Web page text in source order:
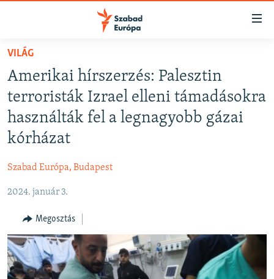
Akadálymentes
Ugrás
fő
oldalra
Ugrás
tartalomjegyzékre
keresésre
NAPIRENDEN
PODCASTOK
VIDEÓK
SZABADON
TÁRSADALOM
DEMOKRÁCIA
A PÉNZ NYOMÁBAN
VILÁG
Amerikai hírszerzés: Palesztin
terroristák Izrael elleni támadásokra
használták fel a legnagyobb gázai
kórházat
Szabad Európa, Budapest
2024. január 3.
Megosztás
FELIRATKOZÁS